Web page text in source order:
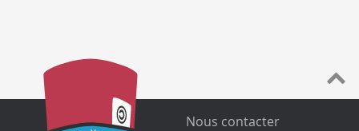
Nous contacter